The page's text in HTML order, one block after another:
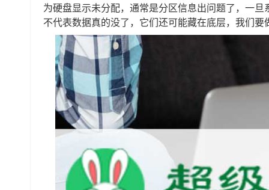
为硬盘显示未分配，通常是分区信息出问题了，一
不代表数据真的没了，它们还可能藏在底层，我们